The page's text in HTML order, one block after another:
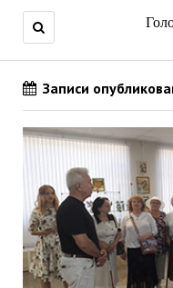
Записи